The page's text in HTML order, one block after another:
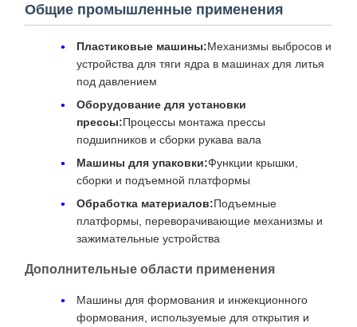
Общие промышленные применения
Пластиковые машины:Механизмы выбросов и
устройства для тяги ядра в машинах для литья
под давлением
Оборудование для установки
прессы:Процессы монтажа прессы
подшипников и сборки рукава вала
Машины для упаковки:Функции крышки,
сборки и подъемной платформы
Обработка материалов:Подъемные
платформы, переворачивающие механизмы и
зажимательные устройства
Дополнительные области применения
Машины для формования и инжекционного
формования, используемые для открытия и